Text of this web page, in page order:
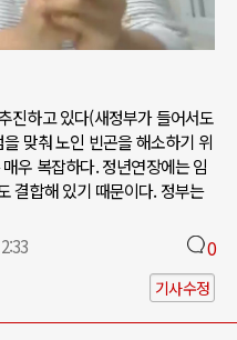
진하고 있다(새정부가 들어서도
맞춰 노인 빈곤을 해소하기 위
우 복잡하다. 정년연장에는 임
결합해 있기 때문이다. 정부는
0
기사수정